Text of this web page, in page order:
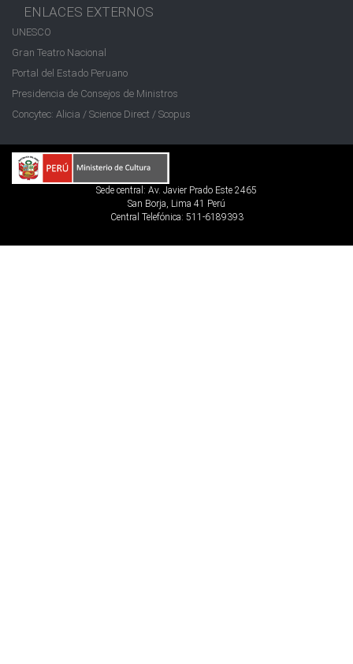
ENLACES EXTERNOS
UNESCO
Gran Teatro Nacional
Portal del Estado Peruano
Presidencia de Consejos de Ministros
Concytec: Alicia / Science Direct / Scopus
Sede central: Av. Javier Prado Este 2465
San Borja, Lima 41 Perú
Central Telefónica: 511-6189393